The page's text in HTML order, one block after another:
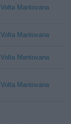
Volta Mantovana
Volta Mantovana
Volta Mantovana
Volta Mantovana